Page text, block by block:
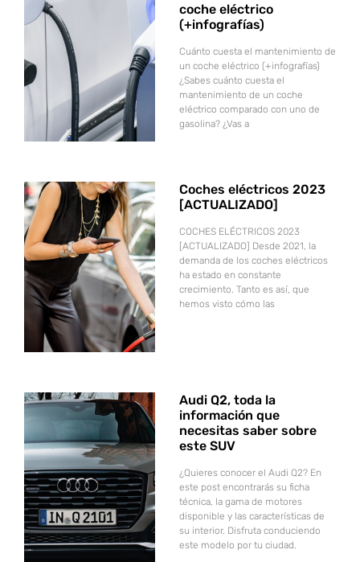
coche eléctrico
(+infografías)
Cuánto cuesta el mantenimiento de
un coche eléctrico (+infografías)
¿Sabes cuánto cuesta el
mantenimiento de un coche
eléctrico comparado con uno de
gasolina? ¿Vas a
Coches eléctricos 2023
[ACTUALIZADO]
COCHES ELÉCTRICOS 2023
[ACTUALIZADO] Desde 2021, la
demanda de los coches eléctricos
ha estado en constante
crecimiento. Tanto es así, que
hemos visto cómo las
Audi Q2, toda la
información que
necesitas saber sobre
este SUV
¿Quieres conocer el Audi Q2? En
este post encontrarás su ficha
técnica, la gama de motores
disponible y las características de
su interior. Disfruta conduciendo
este modelo por tu ciudad.